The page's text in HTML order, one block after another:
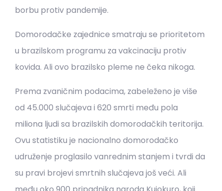
borbu protiv pandemije.
Domorodačke zajednice smatraju se prioritetom
u brazilskom programu za vakcinaciju protiv
kovida. Ali ovo brazilsko pleme ne čeka nikoga.
Prema zvaničnim podacima, zabeleženo je više
od 45.000 slučajeva i 620 smrti među pola
miliona ljudi sa brazilskih domorodačkih teritorija.
Ovu statistiku je nacionalno domorodačko
udruženje proglasilo vanrednim stanjem i tvrdi da
su pravi brojevi smrtnih slučajeva još veći. Ali